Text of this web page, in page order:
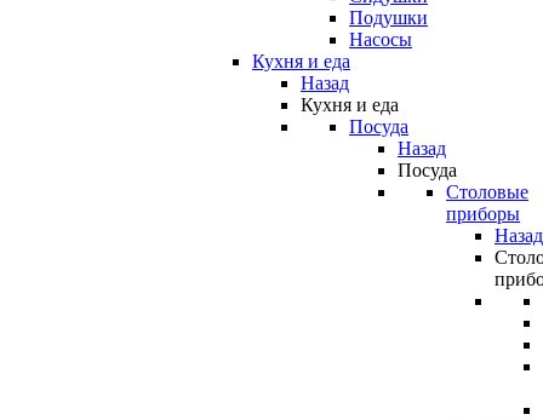
Подушки
Насосы
Кухня и еда
Назад
Кухня и еда
Посуда
Назад
Посуда
Столовые
приборы
Назад